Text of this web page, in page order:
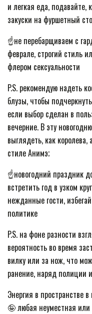
и легкая еда,
закуски на фуршетный
☝️не перебарщиваем с
феврале, строгий стиль
флером сексуальности
P.S. рекомендую надеть
блузы, чтобы
если выбор сделан в
вечерние. В эту
выглядеть, как
стиле Анимэ;
☝️новогодний праздник
встретить год в узком
нежданные гости,
политике
P.S. на фоне разности
вероятность во время
вилку или за нож, что
ранение, наряд полиции
Энергия в пространстве
🤪 любая неуместная